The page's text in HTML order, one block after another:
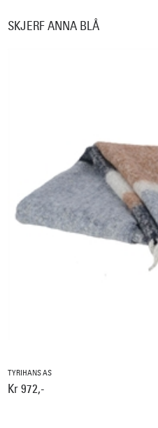
SKJERF ANNA BLÅ
TYRIHANS AS
Kr 972,-